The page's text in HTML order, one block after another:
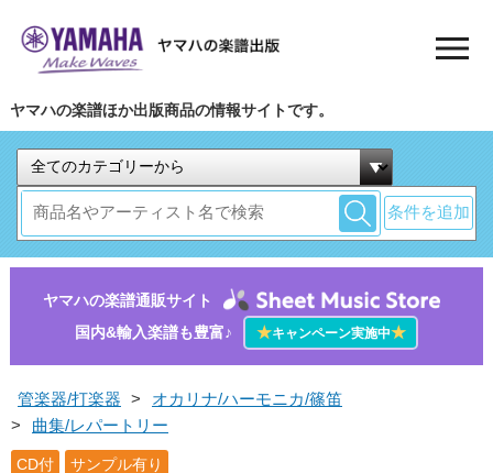
ヤマハの楽譜ほか出版商品の情報サイトです。
条件を追加
ヤマハの楽譜通販サイト
国内&輸入楽譜も豊富♪
★キャンペーン実施中★
管楽器/打楽器 >
オカリナ/ハーモニカ/篠笛
>
曲集/レパートリー
CD付 サンプル有り